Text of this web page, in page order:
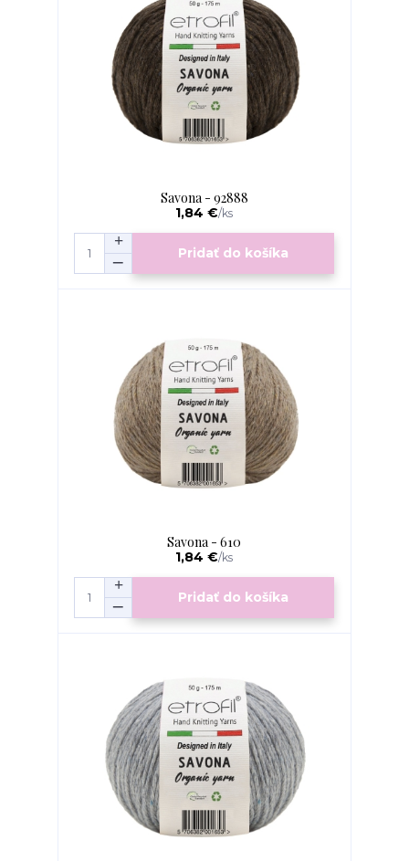
Savona - 92888
1,84 €/ks
Pridať do košíka
Savona - 610
1,84 €/ks
Pridať do košíka